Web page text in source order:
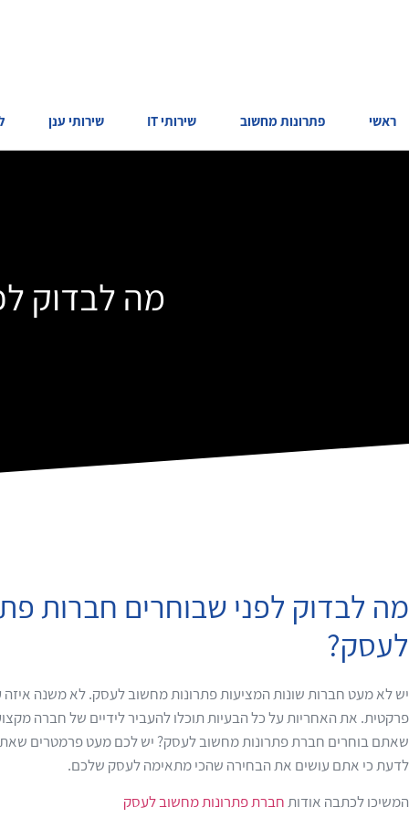
ראשי פתרונות מחשוב שירותי IT שירותי ענן
מה לבדוק
מה לבדוק לפני שבוחרים חברות
לעסק?
יש לא מעט חברות שונות המציעות פתרונות מחשוב לעסק. לא משנה
פרקטית. את האחריות על כל הבעיות תוכלו להעביר לידיים של חברה
שאתם בוחרים חברת פתרונות מחשוב לעסק? יש לכם מעט פרמטרים
לדעת כי אתם עושים את הבחירה שהכי מתאימה לעסק שלכם.
המשיכו לכתבה אודותחברת פתרונות מחשוב לעסק